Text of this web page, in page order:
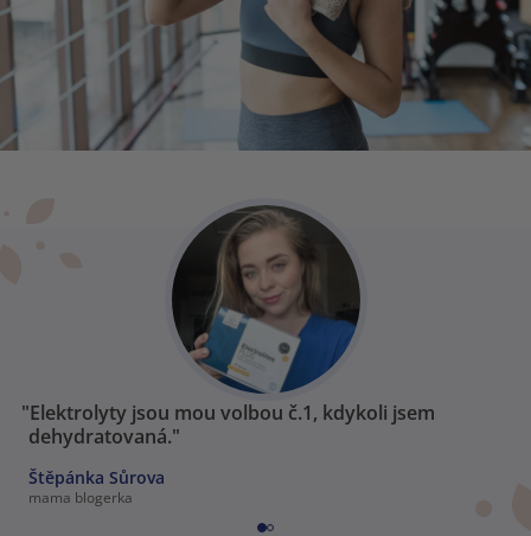
"Elektrolyty jsou mou volbou č.1, kdykoli jsem
dehydratovaná."
Štěpánka Sůrova
mama blogerka